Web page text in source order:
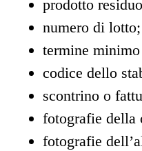
prodotto
numero di lotto;
termine
codice dello
scontrino o
fotografie della
fotografie